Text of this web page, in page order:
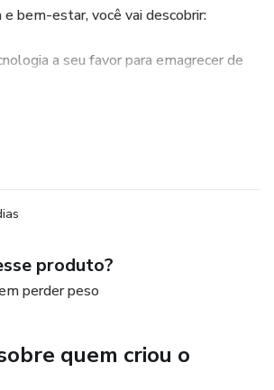
bem-estar, você vai descobrir:
a seu favor para emagrecer de
saudáveis sem abrir mão de prazeres
IA para manter o foco e acelerar
malucas! Aqui você aprende a
e sua mente de forma leve,
produto?
perder peso
quem criou o